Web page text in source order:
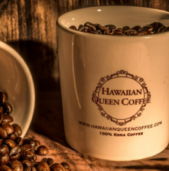
한
필
수
코
나
퀸
즈
두